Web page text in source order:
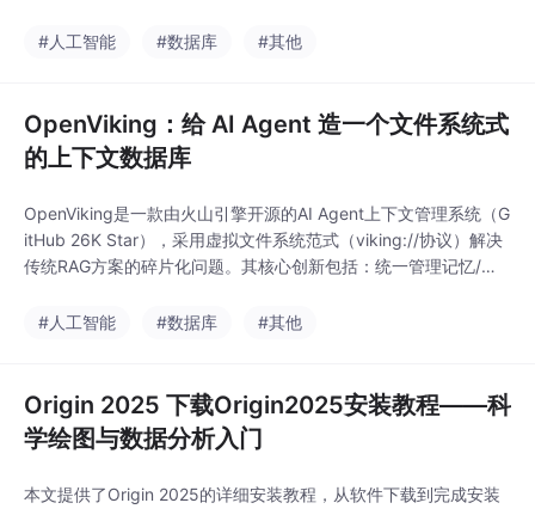
递归检索提升准确率、可视化检索轨迹辅助调试，以及自动会话记
#人工智能 #数据库 #其他
OpenViking：给 AI Agent 造一个文件系统式
的上下文数据库
OpenViking是一款由火山引擎开源的AI Agent上下文管理系统（G
itHub 26K Star），采用虚拟文件系统范式（viking://协议）解决
传统RAG方案的碎片化问题。其核心创新包括：统一管理记忆/资
递归检索提升准确率、可视化检索轨迹辅助调试，以及自动会话记
#人工智能 #数据库 #其他
Origin 2025 下载Origin2025安装教程——科
学绘图与数据分析入门
本文提供了Origin 2025的详细安装教程，从软件下载到完成安装